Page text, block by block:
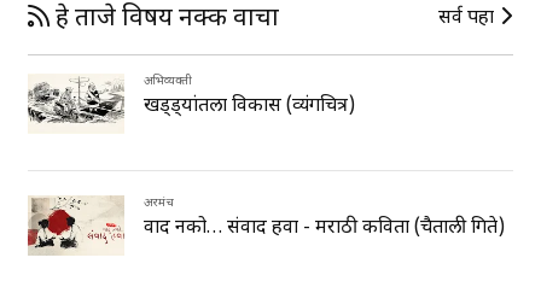
हे ताजे विषय नक्की वाचा सर्व पहा
अभिव्यक्ती
खड्ड्यांतला विकास (व्यंगचित्र)
अक्षरमंच
वाद नको… संवाद हवा - मराठी कविता (चैताली गिते)